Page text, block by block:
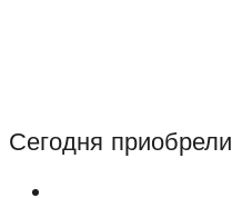
(Optimo)
Сегодня приобрели